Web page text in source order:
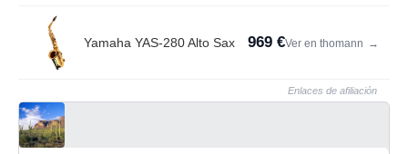
Yamaha YAS-280 Alto Sax 969 €Ver en thomann →
Enlaces de afiliación